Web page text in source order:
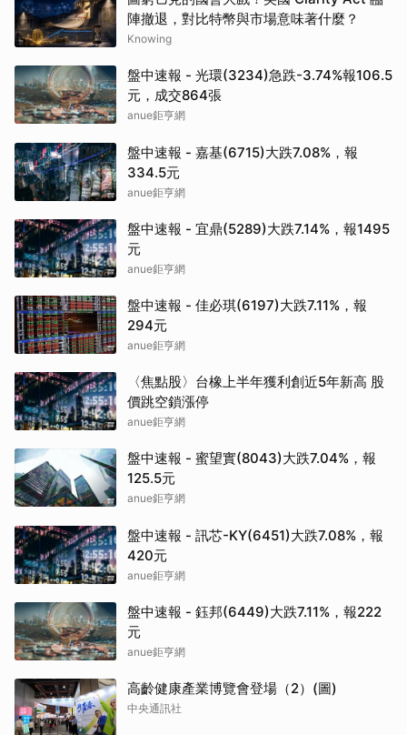
陣撤退，對比特幣與市場意味著什麼？
Knowing
盤中速報 - 光環(3234)急跌-3.74%報106.5
元，成交864張
anue鉅亨網
盤中速報 - 嘉基(6715)大跌7.08%，報
334.5元
anue鉅亨網
盤中速報 - 宜鼎(5289)大跌7.14%，報1495
元
anue鉅亨網
盤中速報 - 佳必琪(6197)大跌7.11%，報
294元
anue鉅亨網
〈焦點股〉台橡上半年獲利創近5年新高 股
價跳空鎖漲停
anue鉅亨網
盤中速報 - 蜜望實(8043)大跌7.04%，報
125.5元
anue鉅亨網
盤中速報 - 訊芯-KY(6451)大跌7.08%，報
420元
anue鉅亨網
盤中速報 - 鈺邦(6449)大跌7.11%，報222
元
anue鉅亨網
高齡健康產業博覽會登場（2）(圖)
中央通訊社